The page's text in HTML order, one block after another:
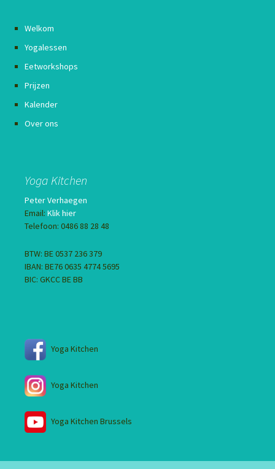
Welkom
Yogalessen
Eetworkshops
Prijzen
Kalender
Over ons
Yoga Kitchen
Peter Verhaegen
Email: Klik hier
Telefoon: 0486 88 28 48
BTW: BE 0537 236 379
IBAN: BE76 0635 4774 5695
BIC: GKCC BE BB
Yoga Kitchen
Yoga Kitchen
Yoga Kitchen Brussels